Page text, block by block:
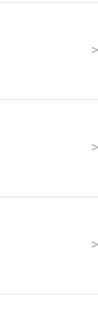
>
>
>